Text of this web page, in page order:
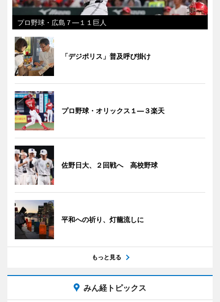
プロ野球・広島７―１１巨人
「デジポリス」普及呼び掛け
プロ野球・オリックス１―３楽天
佐野日大、２回戦へ 高校野球
平和への祈り、灯籠流しに
もっと見る
みん経トピックス